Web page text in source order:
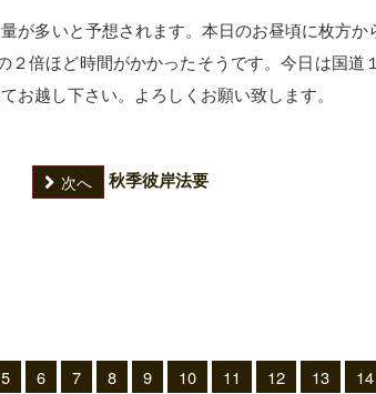
が多いと予想されます。本日のお昼頃に枚方
２倍ほど時間がかかったそうです。今日は国
お越し下さい。よろしくお願い致します。
次へ 秋季彼岸法要
5 6 7 8 9 10 11 12 13 14